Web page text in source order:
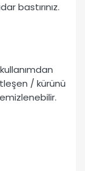
bastırınız.
/ kürünü